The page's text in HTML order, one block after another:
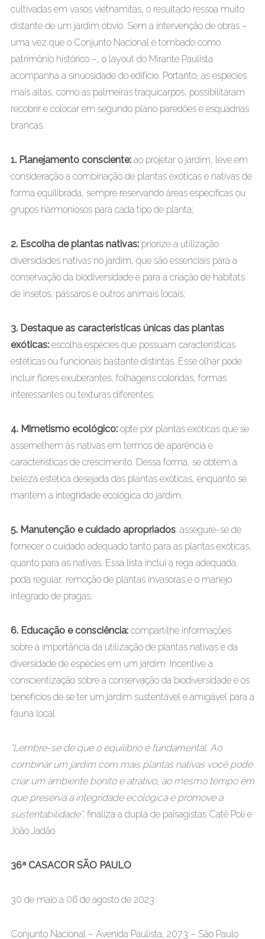
cultivadas em vasos vietnamitas, o resultado ressoa muito
distante de um jardim óbvio. Sem a intervenção de obras –
uma vez que o Conjunto Nacional é tombado como
patrimônio histórico –, o layout do Mirante Paulista
acompanha a sinuosidade do edifício. Portanto, as espécies
mais altas, como as palmeiras traquicarpos, possibilitaram
recobrir e colocar em segundo plano paredões e esquadrias
brancas.
1. Planejamento consciente: ao projetar o jardim, leve em
consideração a combinação de plantas exóticas e nativas de
forma equilibrada, sempre reservando áreas específicas ou
grupos harmoniosos para cada tipo de planta;
2. Escolha de plantas nativas: priorize a utilização
diversidades nativas no jardim, que são essenciais para a
conservação da biodiversidade e para a criação de habitats
de insetos, pássaros e outros animais locais;
3. Destaque as características únicas das plantas
exóticas:escolha espécies que possuam características
estéticas ou funcionais bastante distintas. Esse olhar pode
incluir flores exuberantes, folhagens coloridas, formas
interessantes ou texturas diferentes;
4. Mimetismo ecológico:opte por plantas exóticas que se
assemelhem às nativas em termos de aparência e
características de crescimento. Dessa forma, se obtém a
beleza estética desejada das plantas exóticas, enquanto se
mantém a integridade ecológica do jardim;
5. Manutenção e cuidado apropriados: assegure-se de
fornecer o cuidado adequado tanto para as plantas exóticas,
quanto para as nativas. Essa lista inclui a rega adequada,
poda regular, remoção de plantas invasoras e o manejo
integrado de pragas;
6. Educação e consciência:compartilhe informações
sobre a importância da utilização de plantas nativas e da
diversidade de espécies em um jardim. Incentive a
conscientização sobre a conservação da biodiversidade e os
benefícios de se ter um jardim sustentável e amigável para a
fauna local.
“Lembre-se de que o equilíbrio é fundamental. Ao
combinar um jardim com mais plantas nativas você pode
criar um ambiente bonito e atrativo, ao mesmo tempo em
que preserva a integridade ecológica e promove a
sustentabilidade”, finaliza a dupla de paisagistas Catê Poli e
João Jadão
36ª CASACOR SÃO PAULO
30 de maio a 06 de agosto de 2023
Conjunto Nacional – Avenida Paulista, 2073 – São Paulo